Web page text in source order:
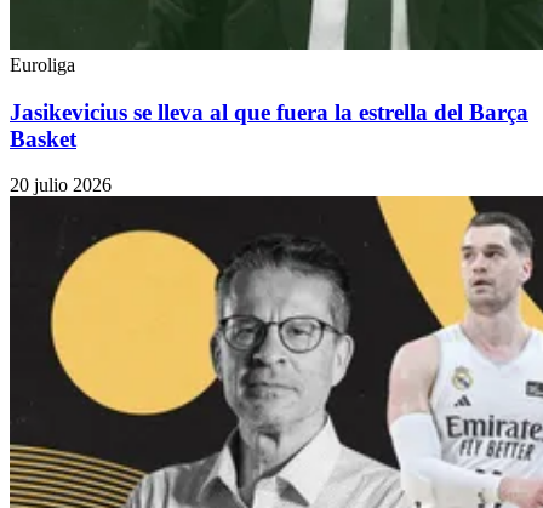
Euroliga
Jasikevicius se lleva al que fuera la estrella del Barça
Basket
20 julio 2026